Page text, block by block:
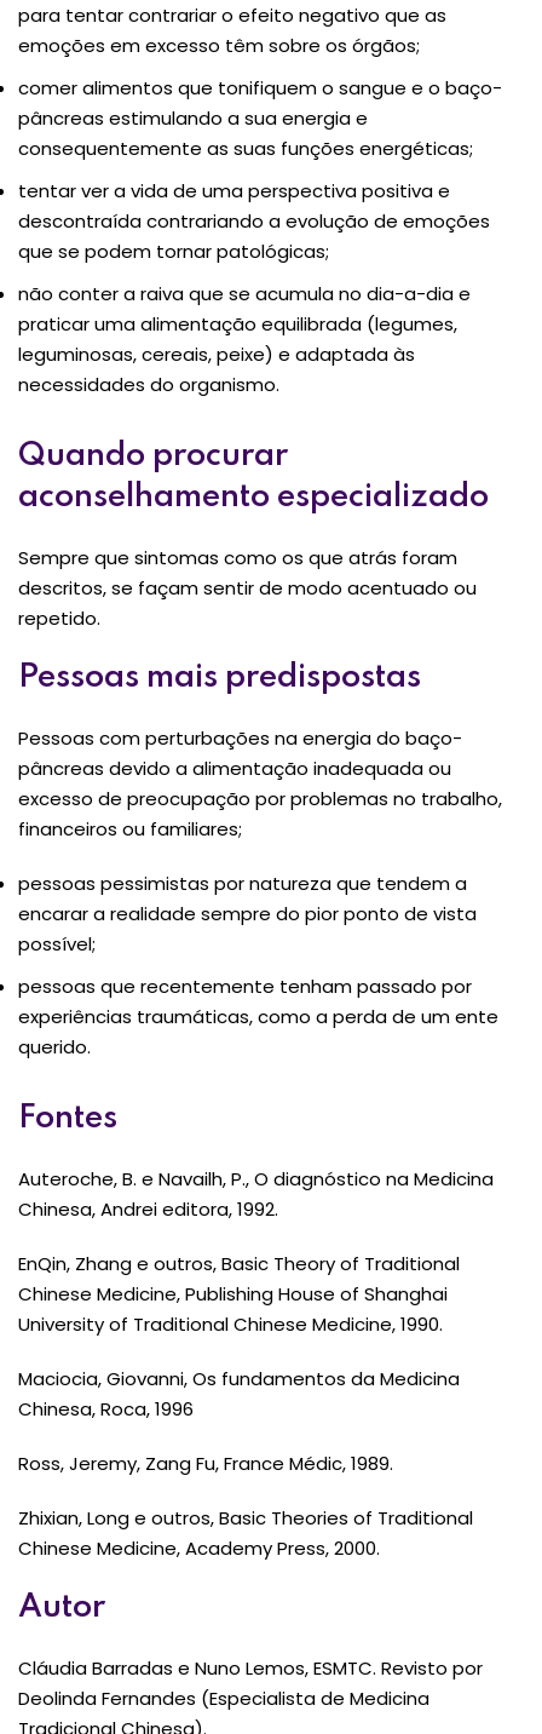
para tentar contrariar o efeito negativo que as
emoções em excesso têm sobre os órgãos;
comer alimentos que tonifiquem o sangue e o baço-
pâncreas estimulando a sua energia e
consequentemente as suas funções energéticas;
tentar ver a vida de uma perspectiva positiva e
descontraída contrariando a evolução de emoções
que se podem tornar patológicas;
não conter a raiva que se acumula no dia-a-dia e
praticar uma alimentação equilibrada (legumes,
leguminosas, cereais, peixe) e adaptada às
necessidades do organismo.
Quando procurar
aconselhamento especializado
Sempre que sintomas como os que atrás foram
descritos, se façam sentir de modo acentuado ou
repetido.
Pessoas mais predispostas
Pessoas com perturbações na energia do baço-
pâncreas devido a alimentação inadequada ou
excesso de preocupação por problemas no trabalho,
financeiros ou familiares;
pessoas pessimistas por natureza que tendem a
encarar a realidade sempre do pior ponto de vista
possível;
pessoas que recentemente tenham passado por
experiências traumáticas, como a perda de um ente
querido.
Fontes
Auteroche, B. e Navailh, P., O diagnóstico na Medicina
Chinesa, Andrei editora, 1992.
EnQin, Zhang e outros, Basic Theory of Traditional
Chinese Medicine, Publishing House of Shanghai
University of Traditional Chinese Medicine, 1990.
Maciocia, Giovanni, Os fundamentos da Medicina
Chinesa, Roca, 1996
Ross, Jeremy, Zang Fu, France Médic, 1989.
Zhixian, Long e outros, Basic Theories of Traditional
Chinese Medicine, Academy Press, 2000.
Autor
Cláudia Barradas e Nuno Lemos, ESMTC. Revisto por
Deolinda Fernandes (Especialista de Medicina